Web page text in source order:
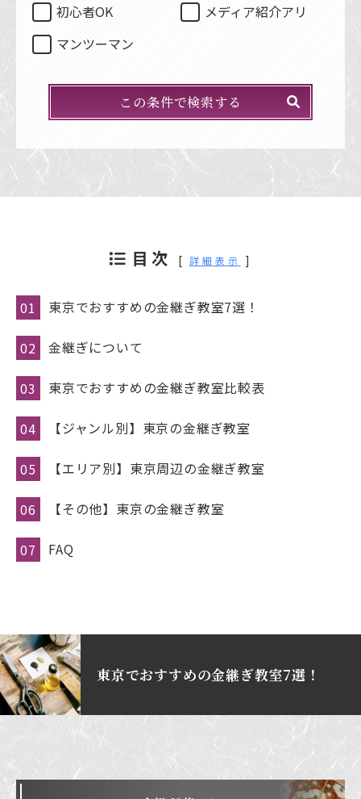
初心者OK
メディア紹介アリ
マンツーマン
この条件で検索する
目次 [ 詳細表示 ]
東京でおすすめの金継ぎ教室7選！
金継ぎについて
東京でおすすめの金継ぎ教室比較表
【ジャンル別】東京の金継ぎ教室
【エリア別】東京周辺の金継ぎ教室
【その他】東京の金継ぎ教室
FAQ
東京でおすすめの金継ぎ教室7選！